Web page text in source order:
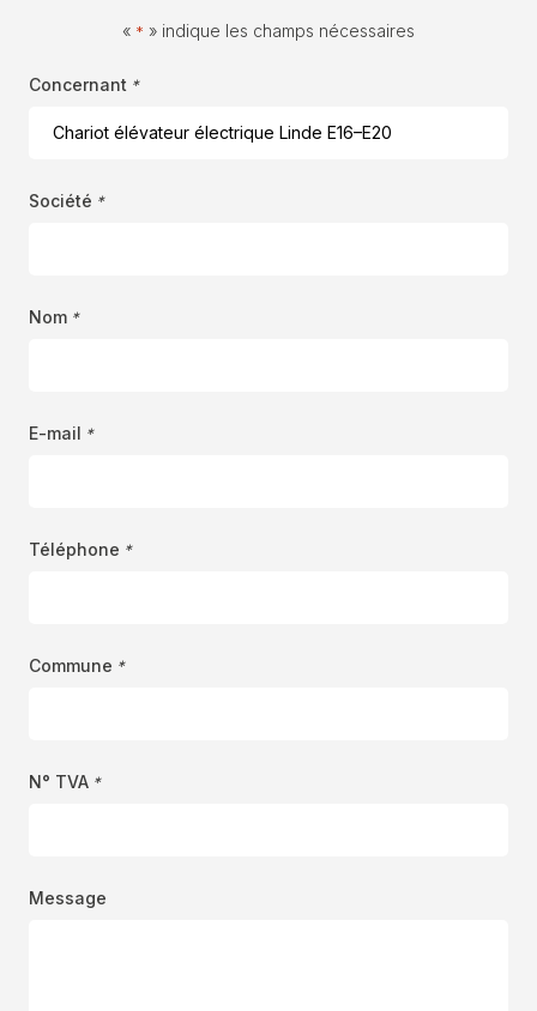
« * » indique les champs nécessaires
Concernant *
Société *
Nom *
E-mail *
Téléphone *
Commune *
N° TVA *
Message